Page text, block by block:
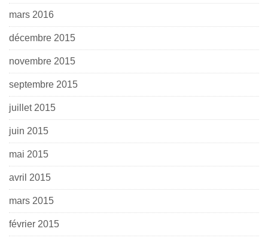
mars 2016
décembre 2015
novembre 2015
septembre 2015
juillet 2015
juin 2015
mai 2015
avril 2015
mars 2015
février 2015